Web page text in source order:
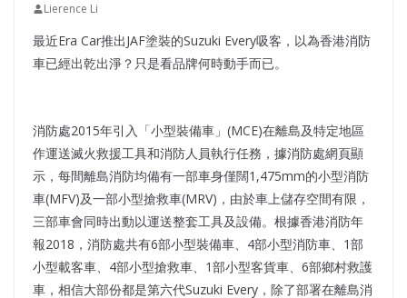
Lierence Li
最近Era Car推出JAF塗裝的Suzuki Every吸客，以為香港消防
車已經出乾出淨？只是看品牌何時動手而已。
消防處2015年引入「小型裝備車」(MCE)在離島及特定地區
作運送滅火救援工具和消防人員執行任務，據消防處網頁顯
示，每間離島消防均備有一部車身僅闊1,475mm的小型消防
車(MFV)及一部小型搶救車(MRV)，由於車上儲存空間有限，
三部車會同時出動以運送整套工具及設備。根據香港消防年
報2018，消防處共有6部小型裝備車、4部小型消防車、1部
小型載客車、4部小型搶救車、1部小型客貨車、6部鄉村救護
車，相信大部份都是第六代Suzuki Every，除了部署在離島消